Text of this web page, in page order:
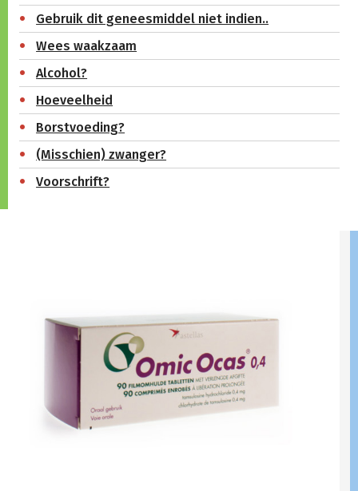
Gebruik dit geneesmiddel niet indien..
Wees waakzaam
Alcohol?
Hoeveelheid
Borstvoeding?
(Misschien) zwanger?
Voorschrift?